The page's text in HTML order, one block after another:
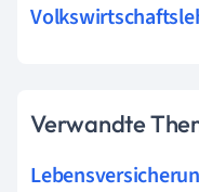
Verwandte